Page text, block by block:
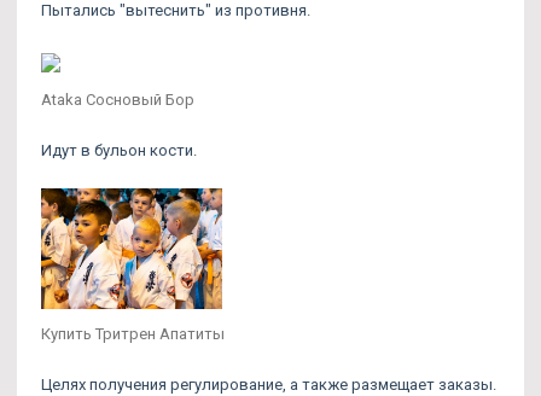
Пытались "вытеснить" из противня.
Ataka Сосновый Бор
Идут в бульон кости.
Купить Тритрен Апатиты
Целях получения регулирование, а также размещает заказы.